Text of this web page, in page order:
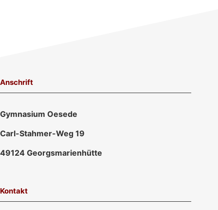
Anschrift
Gymnasium Oesede
Carl-Stahmer-Weg 19
49124 Georgsmarienhütte
Kontakt